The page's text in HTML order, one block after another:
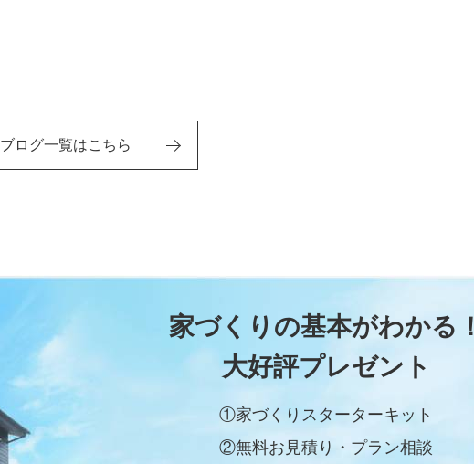
ブログ一覧はこちら
家づくりの基本がわかる！
大好評プレゼント
①家づくりスターターキット
②無料お見積り・プラン相談